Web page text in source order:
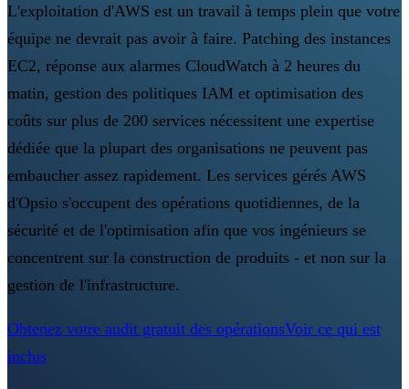
L'exploitation d'AWS est un travail à temps plein que votre
équipe ne devrait pas avoir à faire. Patching des instances
EC2, réponse aux alarmes CloudWatch à 2 heures du
matin, gestion des politiques IAM et optimisation des
coûts sur plus de 200 services nécessitent une expertise
dédiée que la plupart des organisations ne peuvent pas
embaucher assez rapidement. Les services gérés AWS
d'Opsio s'occupent des opérations quotidiennes, de la
sécurité et de l'optimisation afin que vos ingénieurs se
concentrent sur la construction de produits - et non sur la
gestion de l'infrastructure.
Obtenez votre audit gratuit des opérationsVoir ce qui est
inclus